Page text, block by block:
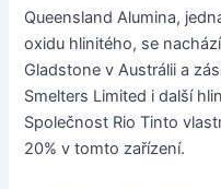
Queensland Alumina,
oxidu hlinitého, se
Gladstone v Austrálii a
Smelters Limited i další
Společnost Rio Tinto
20% v tomto zařízení.